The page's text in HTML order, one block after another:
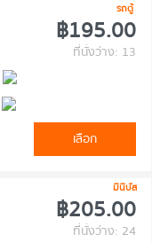
รถตู้
฿195.00
ที่นั่งว่าง: 13
เลือก
มินิบัส
฿205.00
ที่นั่งว่าง: 24